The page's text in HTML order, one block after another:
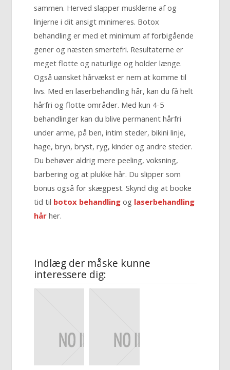
sammen. Herved slapper musklerne af og
linjerne i dit ansigt minimeres. Botox
behandling er med et minimum af forbigående
gener og næsten smertefri. Resultaterne er
meget flotte og naturlige og holder længe.
Også uønsket hårvækst er nem at komme til
livs. Med en laserbehandling hår, kan du få helt
hårfri og flotte områder. Med kun 4-5
behandlinger kan du blive permanent hårfri
under arme, på ben, intim steder, bikini linje,
hage, bryn, bryst, ryg, kinder og andre steder.
Du behøver aldrig mere peeling, voksning,
barbering og at plukke hår. Du slipper som
bonus også for skægpest. Skynd dig at booke
tid til botox behandlingog laserbehandling
hårher.
Indlæg der måske kunne
interessere dig: